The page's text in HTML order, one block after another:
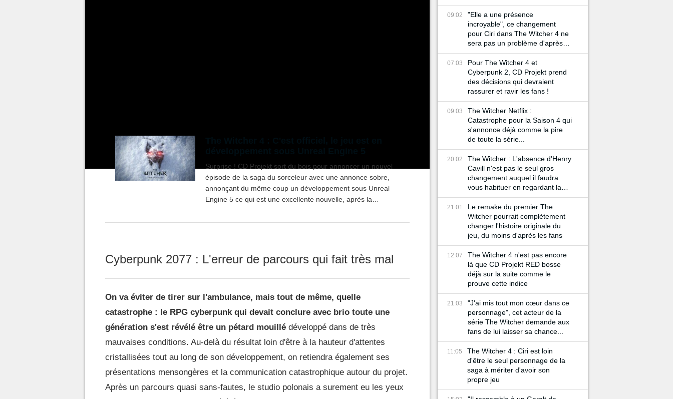
Surprise ! CD Projekt sort du bois pour annoncer un nouvel
épisode de la saga du sorceleur avec une annonce sobre,
annonçant du même coup un développement sous Unreal
Engine 5 ce qui est une excellente nouvelle, après la
Cyberpunk 2077 : L'erreur de parcours qui fait très mal
On va éviter de tirer sur l'ambulance, mais tout de même, quelle
catastrophe : le RPG cyberpunk qui devait conclure avec brio toute une
génération s'est révélé être un pétard mouillé développé dans de très
mauvaises conditions. Au-delà du résultat loin d'être à la hauteur d'attentes
cristallisées tout au long de son développement, on retiendra également ses
présentations mensongères et la communication catastrophique autour du projet.
Après un parcours quasi sans-fautes, le studio polonais a surement eu les yeux
pas une simple copie
09:02
"Elle a une présence
incroyable", ce changement
pour Ciri dans The Witcher 4 ne
sera pas un problème d'après
Geralt !
07:03
Pour The Witcher 4 et
Cyberpunk 2, CD Projekt prend
des décisions qui devraient
rassurer et ravir les fans !
09:03
The Witcher Netflix :
Catastrophe pour la Saison 4 qui
s'annonce déjà comme la pire
de toute la série...
20:02
The Witcher : L'absence d'Henry
Cavill n'est pas le seul gros
changement auquel il faudra
vous habituer en regardant la
série Netflix
21:01
Le remake du premier The
Witcher pourrait complètement
changer l'histoire originale du
jeu, du moins d'après les fans
12:07
The Witcher 4 n'est pas encore
là que CD Projekt RED bosse
déjà sur la suite comme le
prouve cette indice
21:03
"J'ai mis tout mon cœur dans ce
personnage", cet acteur de la
série The Witcher demande aux
fans de lui laisser sa chance...
11:05
The Witcher 4 : Ciri est loin
d'être le seul personnage de la
saga à mériter d'avoir son
propre jeu